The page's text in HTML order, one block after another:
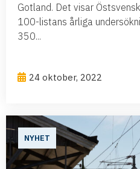
Gotland. Det visar
100-listans årliga
350...
24 oktober, 2022
NYHET